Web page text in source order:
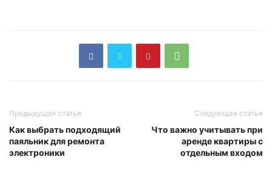
Предыдущая статья
Как выбрать подходящий
паяльник для ремонта
электроники
Следующая статья
Что важно учитывать при
аренде квартиры с
отдельным входом